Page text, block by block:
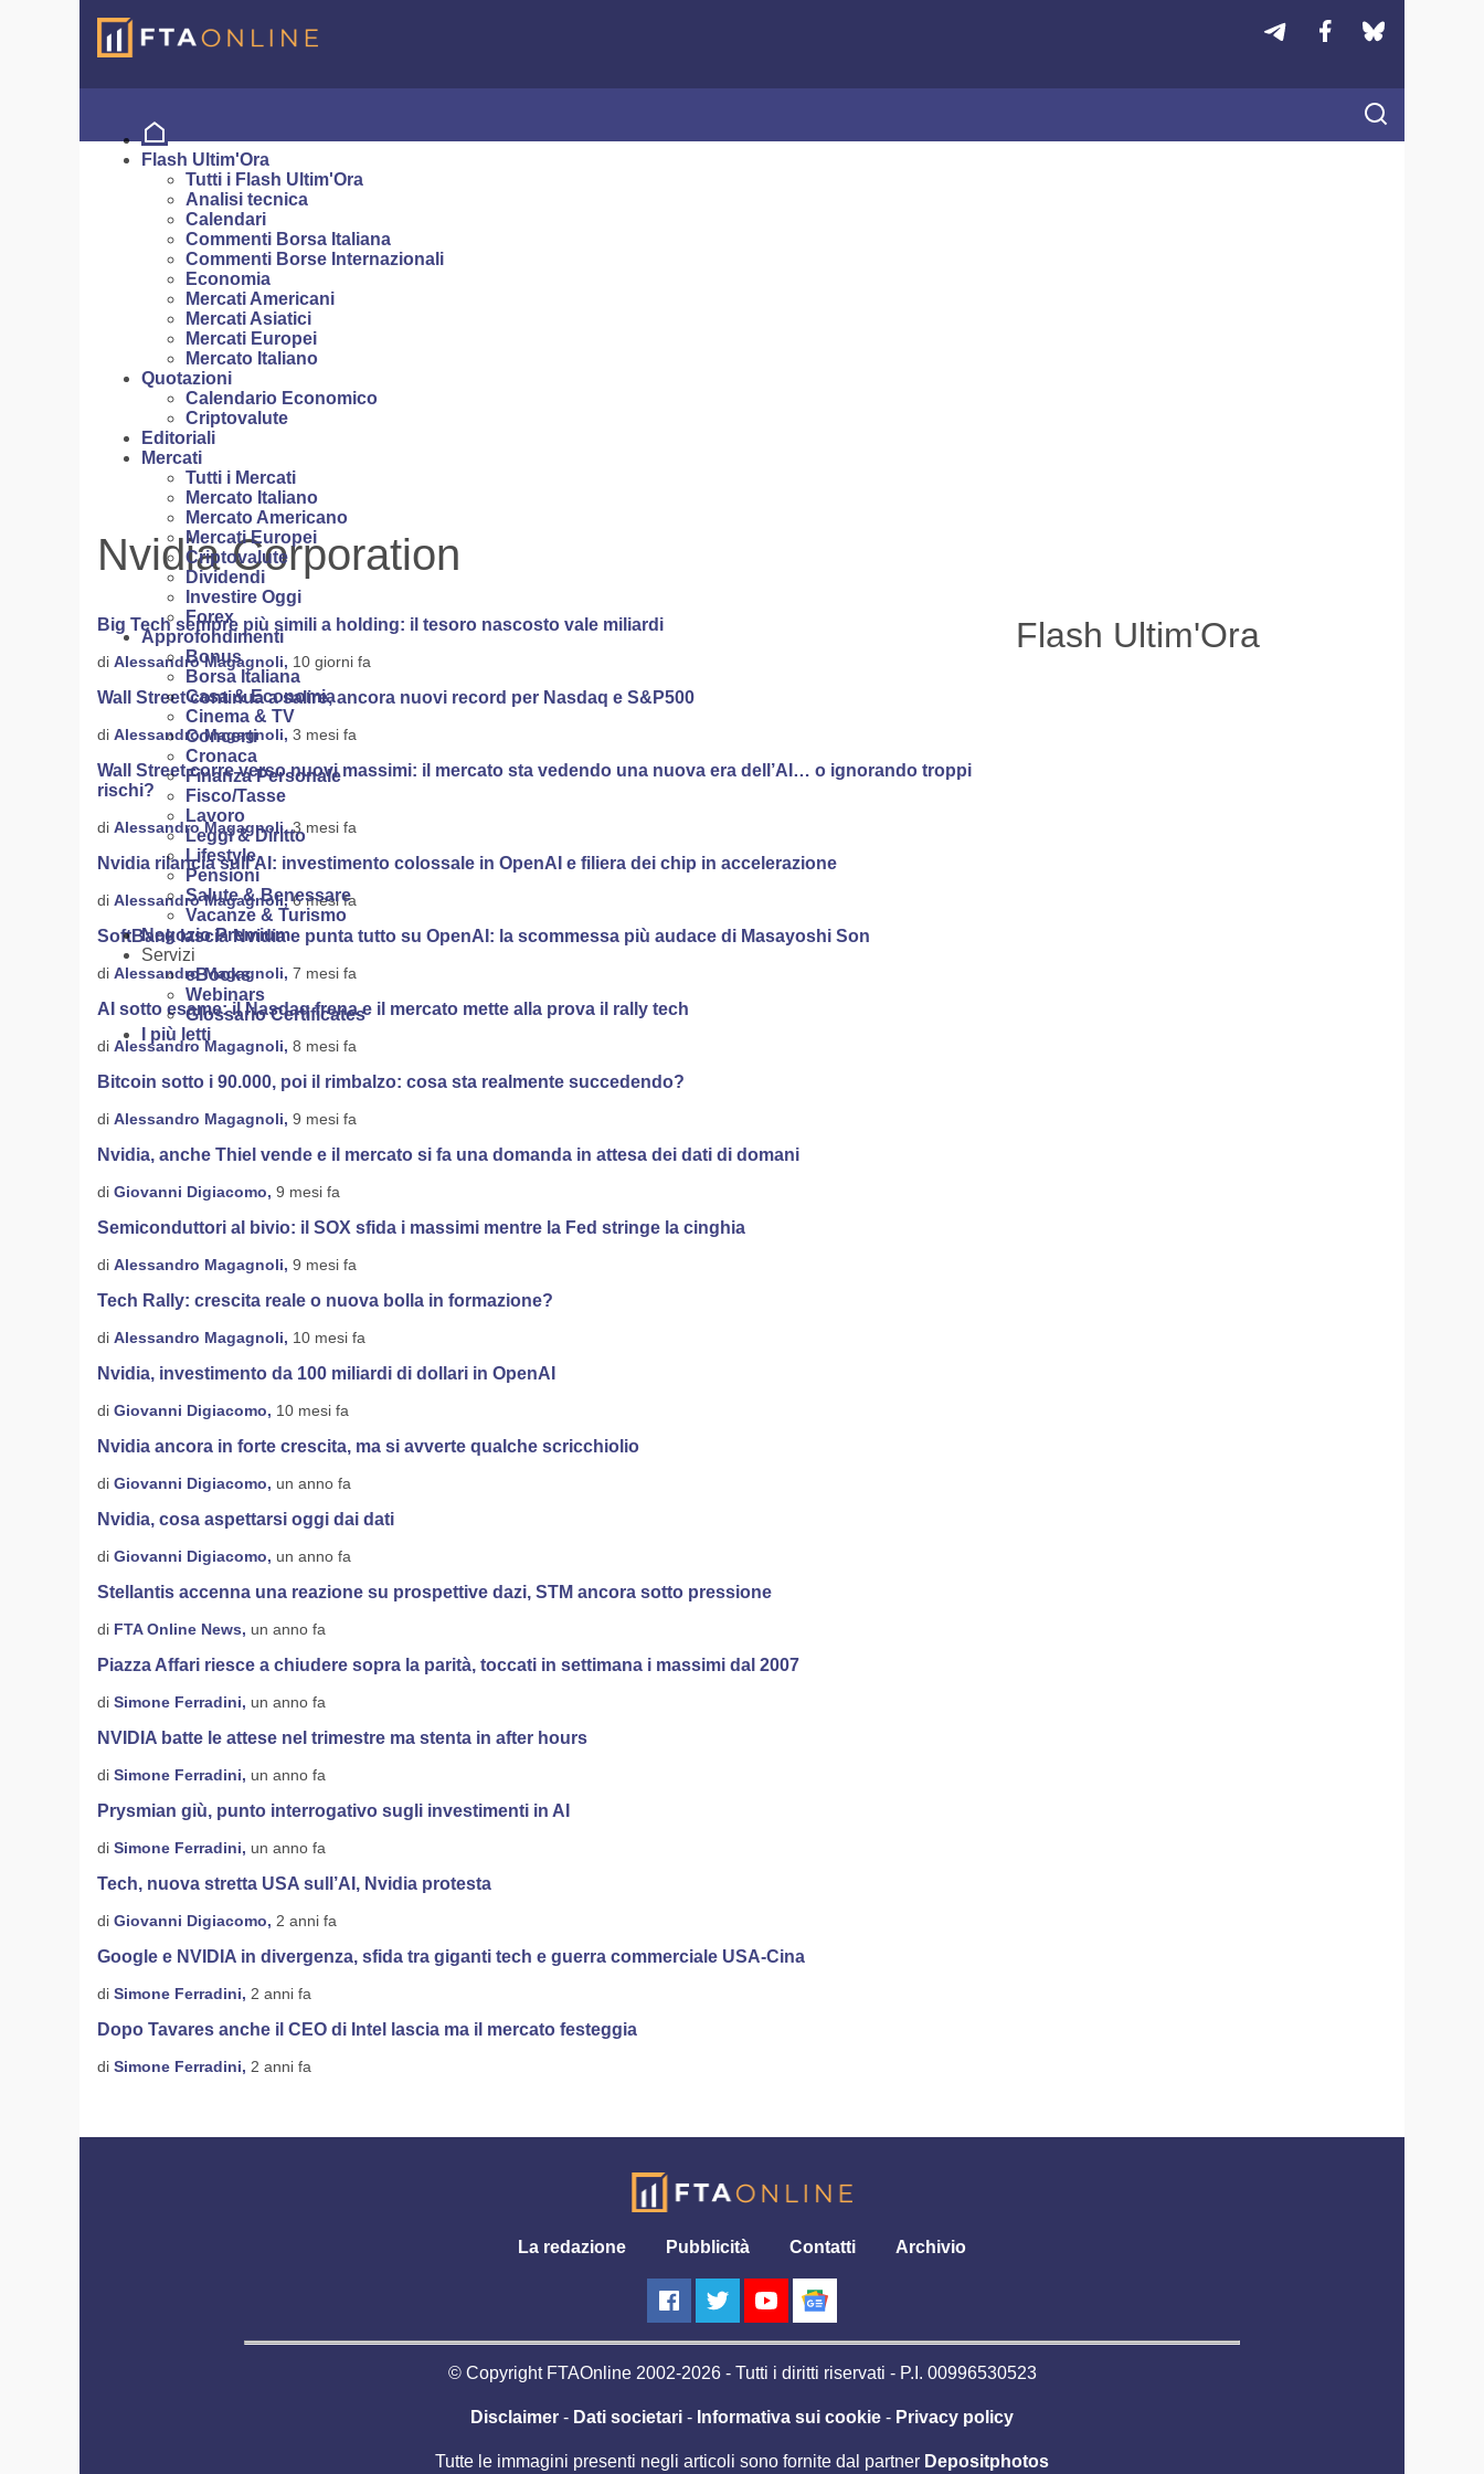
Flash Ultim'Ora
Tutti i Flash Ultim'Ora
Analisi tecnica
Calendari
Commenti Borsa Italiana
Commenti Borse Internazionali
Economia
Mercati Americani
Mercati Asiatici
Mercati Europei
Mercato Italiano
Quotazioni
Calendario Economico
Criptovalute
Editoriali
Mercati
Tutti i Mercati
Mercato Italiano
Mercato Americano
Mercati Europei
Criptovalute
Dividendi
Investire Oggi
Forex
Approfondimenti
Bonus
Borsa Italiana
Casa & Economia
Cinema & TV
Concerti
Cronaca
Finanza Personale
Fisco/Tasse
Lavoro
Leggi & Diritto
Lifestyle
Pensioni
Salute & Benessare
Vacanze & Turismo
Negozio Premium
Servizi
eBooks
Webinars
Glossario Certificates
I più letti
Nvidia Corporation
Big Tech sempre più simili a holding: il tesoro nascosto vale miliardi
di Alessandro Magagnoli, 10 giorni fa
Wall Street continua a salire, ancora nuovi record per Nasdaq e S&P500
di Alessandro Magagnoli, 3 mesi fa
Wall Street corre verso nuovi massimi: il mercato sta vedendo una nuova era dell’AI… o ignorando troppi
rischi?
di Alessandro Magagnoli,3 mesi fa
Nvidia rilancia sull’AI: investimento colossale in OpenAI e filiera dei chip in accelerazione
di Alessandro Magagnoli,6 mesi fa
SoftBank lascia Nvidia e punta tutto su OpenAI: la scommessa più audace di Masayoshi Son
di Alessandro Magagnoli, 7 mesi fa
AI sotto esame: il Nasdaq frena e il mercato mette alla prova il rally tech
di Alessandro Magagnoli, 8 mesi fa
Bitcoin sotto i 90.000, poi il rimbalzo: cosa sta realmente succedendo?
di Alessandro Magagnoli, 9 mesi fa
Nvidia, anche Thiel vende e il mercato si fa una domanda in attesa dei dati di domani
di Giovanni Digiacomo, 9 mesi fa
Semiconduttori al bivio: il SOX sfida i massimi mentre la Fed stringe la cinghia
di Alessandro Magagnoli, 9 mesi fa
Tech Rally: crescita reale o nuova bolla in formazione?
di Alessandro Magagnoli, 10 mesi fa
Nvidia, investimento da 100 miliardi di dollari in OpenAI
di Giovanni Digiacomo, 10 mesi fa
Nvidia ancora in forte crescita, ma si avverte qualche scricchiolio
di Giovanni Digiacomo, un anno fa
Nvidia, cosa aspettarsi oggi dai dati
di Giovanni Digiacomo, un anno fa
Stellantis accenna una reazione su prospettive dazi, STM ancora sotto pressione
di FTA Online News, un anno fa
Piazza Affari riesce a chiudere sopra la parità, toccati in settimana i massimi dal 2007
di Simone Ferradini, un anno fa
NVIDIA batte le attese nel trimestre ma stenta in after hours
di Simone Ferradini, un anno fa
Prysmian giù, punto interrogativo sugli investimenti in AI
di Simone Ferradini, un anno fa
Tech, nuova stretta USA sull’AI, Nvidia protesta
di Giovanni Digiacomo, 2 anni fa
Google e NVIDIA in divergenza, sfida tra giganti tech e guerra commerciale USA-Cina
di Simone Ferradini, 2 anni fa
Dopo Tavares anche il CEO di Intel lascia ma il mercato festeggia
di Simone Ferradini, 2 anni fa
Flash Ultim'Ora
La redazione Pubblicità Contatti Archivio
© Copyright FTAOnline 2002-2026 - Tutti i diritti riservati - P.I. 00996530523
Disclaimer - Dati societari - Informativa sui cookie - Privacy policy
Tutte le immagini presenti negli articoli sono fornite dal partner Depositphotos